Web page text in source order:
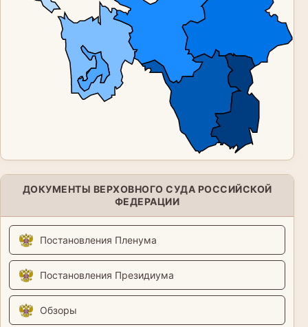
ДОКУМЕНТЫ ВЕРХОВНОГО СУДА РОССИЙСКОЙ
ФЕДЕРАЦИИ
Постановления Пленума
Постановления Президиума
Обзоры